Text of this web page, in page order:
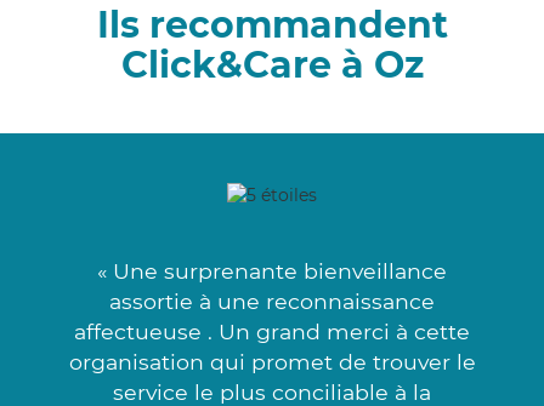
Ils recommandent
Click&Care à Oz
« Une surprenante bienveillance
assortie à une reconnaissance
affectueuse . Un grand merci à cette
organisation qui promet de trouver le
service le plus conciliable à la